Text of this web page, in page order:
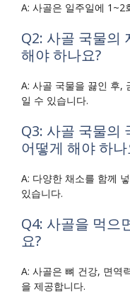
A: 사골은 일주일에 1~2
Q2: 사골 국물의
해야 하나요?
A: 사골 국물을 끓인 후,
일 수 있습니다.
Q3: 사골 국물의
어떻게 해야 하나
A: 다양한 채소를 함께
있습니다.
Q4: 사골을 먹으
요?
A: 사골은 뼈 건강, 면역
을 제공합니다.